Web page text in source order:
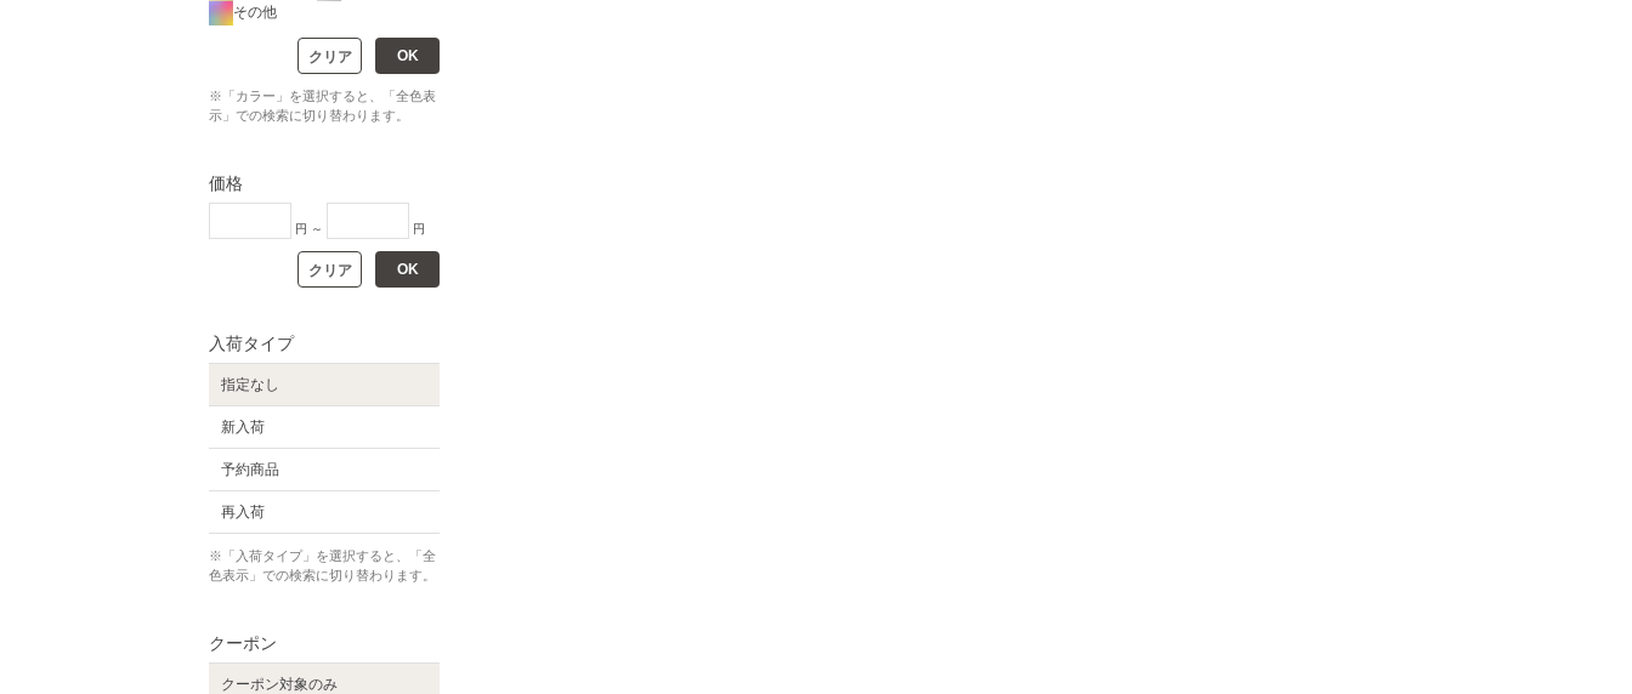
その他
クリア OK
※「カラー」を選択すると、「全色表
示」での検索に切り替わります。
価格
円 ～ 円
クリア OK
入荷タイプ
指定なし
新入荷
予約商品
再入荷
※「入荷タイプ」を選択すると、「全
色表示」での検索に切り替わります。
クーポン
クーポン対象のみ